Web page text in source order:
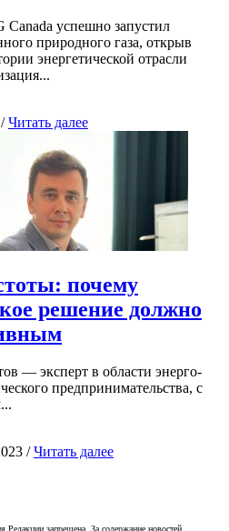
Canada успешно запустил
природного газа, открыв
энергетической отрасли
Читать далее
почему
решение должно
— эксперт в области энерго-
предпринимательства, с
/Читать далее